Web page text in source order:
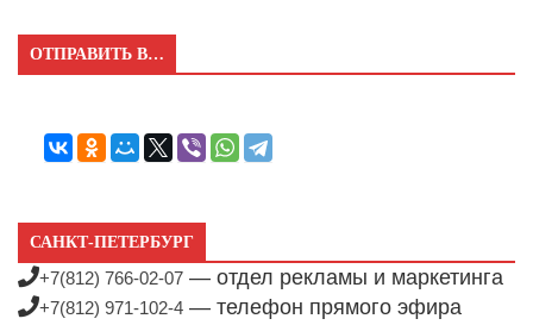
ОТПРАВИТЬ В…
САНКТ-ПЕТЕРБУРГ
+7(812) 766-02-07 — отдел рекламы и маркетинга
+7(812) 971-102-4 — телефон прямого эфира